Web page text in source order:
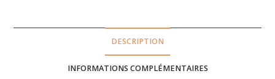
i
DESCRIPTION
INFORMATIONS COMPLÉMENTAIRES